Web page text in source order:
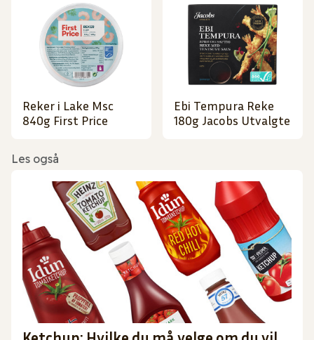
Reker i Lake Msc
840g First Price
Ebi Tempura Reke
180g Jacobs Utvalgte
Les også